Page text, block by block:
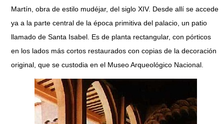
Martín, obra de estilo mudéjar, del siglo XIV. Desde allí se accede
ya a la parte central de la época primitiva del palacio, un patio
llamado de Santa Isabel. Es de planta rectangular, con pórticos
en los lados más cortos restaurados con copias de la decoración
original, que se custodia en el Museo Arqueológico Nacional.